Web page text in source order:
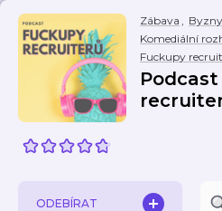
Zábava ,
Komediální
Fuckupy
ODEBÍRAT